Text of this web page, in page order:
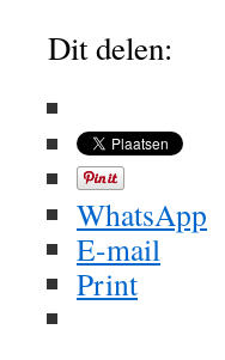
Dit delen:
WhatsApp
E-mail
Print